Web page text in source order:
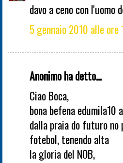
davo a ceno con l'uomo
5 gennaio 2010 alle ore
Anonimo ha detto...
Ciao Boca,
bona befena
dalla praia do futuro no
fotebol, tenendo alta
la gloria del NOB,